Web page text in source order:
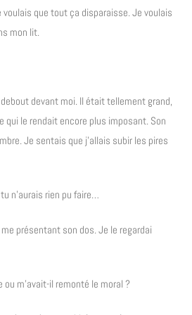
que tout ça disparaisse. Je voulais
mon lit.
devant moi. Il était tellement grand,
qui le rendait encore plus imposant. Son
Je sentais que j’allais subir les pires
n’aurais rien pu faire…
présentant son dos. Je le regardai
ou m’avait-il remonté le moral ?